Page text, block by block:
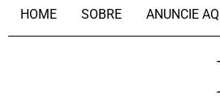
HOME SOBRE ANUNCIE